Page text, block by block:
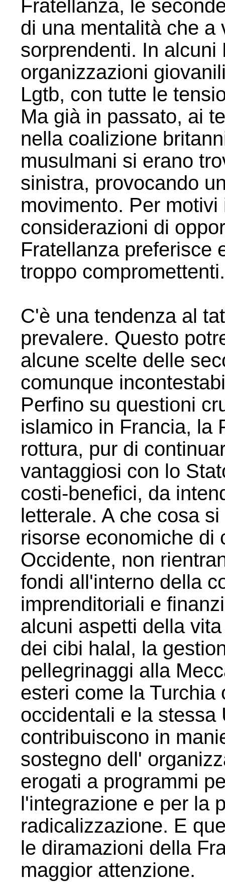
Fratellanza, le
di una mentalità che a
sorprendenti. In
organizzazioni
Lgtb, con tutte le
Ma già in passato, ai
nella coalizione
musulmani si erano
sinistra, provocando
movimento. Per
considerazioni di
Fratellanza preferisce
troppo compromettenti.
C'è una tendenza al
prevalere. Questo
alcune scelte delle
comunque
Perfino su questioni
islamico in Francia, la
rottura, pur di
vantaggiosi con lo
costi-benefici, da
letterale. A che cosa
risorse economiche di
Occidente, non
fondi all'interno della
imprenditoriali e
alcuni aspetti della
dei cibi halal, la
pellegrinaggi alla
esteri come la Turchia
occidentali e la stessa
contribuiscono in
sostegno dell'
erogati a programmi
l'integrazione e per la
radicalizzazione. E
le diramazioni della
maggior attenzione.